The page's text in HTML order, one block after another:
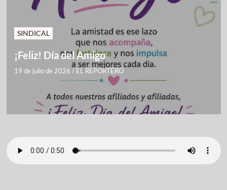
SINDICAL
¡Feliz! Día del Amigo
19 de julio de 2026 / EL REPORTERO